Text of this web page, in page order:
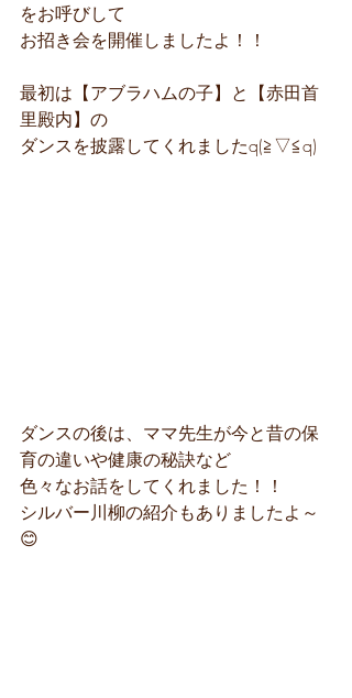
をお呼びして
お招き会を開催しましたよ！！
最初は【アブラハムの子】と【赤田首
里殿内】の
ダンスを披露してくれましたq(≧▽≦q)
ダンスの後は、ママ先生が今と昔の保
育の違いや健康の秘訣など
色々なお話をしてくれました！！
シルバー川柳の紹介もありましたよ～
😊